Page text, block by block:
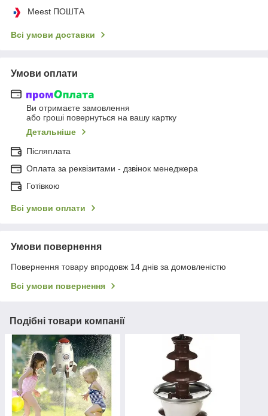
Meest ПОШТА
Всі умови доставки
Умови оплати
Ви отримаєте замовлення
або гроші повернуться на вашу картку
Детальніше
Післяплата
Оплата за реквізитами - дзвінок менеджера
Готівкою
Всі умови оплати
Умови повернення
Повернення товару впродовж 14 днів за домовленістю
Всі умови повернення
Подібні товари компанії